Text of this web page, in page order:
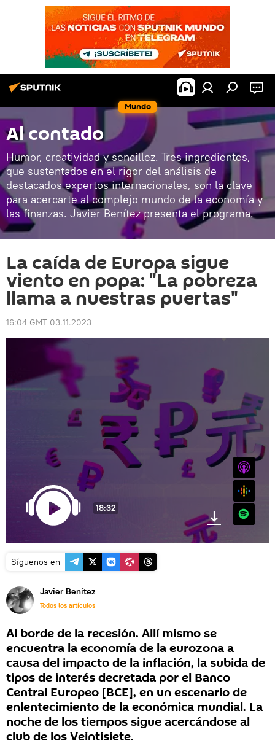
Mundo
Al contado
Humor, creatividad y sencillez. Tres ingredientes,
que sustentados en el rigor del análisis de
destacados expertos internacionales, son la clave
para acercarte al complejo mundo de la economía y
las finanzas. Javier Benítez presenta el programa.
La caída de Europa sigue
viento en popa: "La pobreza
llama a nuestras puertas"
16:04 GMT 03.11.2023
18:32
iTunes
Spotify
Síguenos en
Javier Benítez
Todos los artículos
Al borde de la recesión. Allí mismo se
encuentra la economía de la eurozona a
causa del impacto de la inflación, la subida de
tipos de interés decretada por el Banco
Central Europeo [BCE], en un escenario de
enlentecimiento de la económica mundial. La
noche de los tiempos sigue acercándose al
club de los Veintisiete.